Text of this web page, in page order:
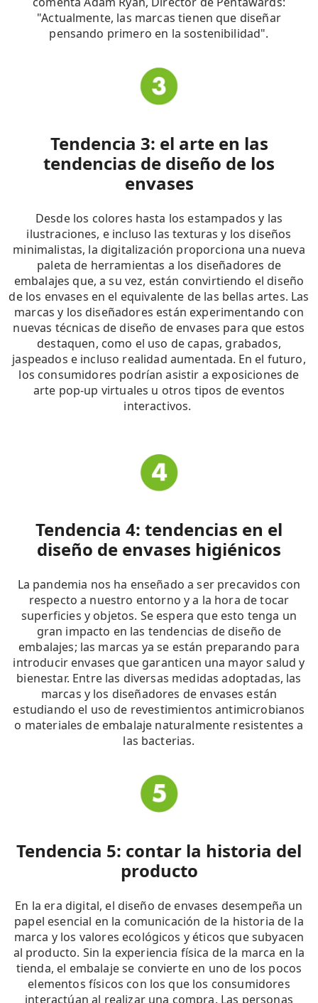
"Actualmente, las marcas tienen que diseñar
pensando primero en la sostenibilidad".
Tendencia 3: el arte en las
tendencias de diseño de los
envases
Desde los colores hasta los estampados y las
ilustraciones, e incluso las texturas y los diseños
minimalistas, la digitalización proporciona una nueva
paleta de herramientas a los diseñadores de
embalajes que, a su vez, están convirtiendo el diseño
de los envases en el equivalente de las bellas artes. Las
marcas y los diseñadores están experimentando con
nuevas técnicas de diseño de envases para que estos
destaquen, como el uso de capas, grabados,
jaspeados e incluso realidad aumentada. En el futuro,
los consumidores podrían asistir a exposiciones de
arte pop-up virtuales u otros tipos de eventos
interactivos.
Tendencia 4: tendencias en el
diseño de envases higiénicos
La pandemia nos ha enseñado a ser precavidos con
respecto a nuestro entorno y a la hora de tocar
superficies y objetos. Se espera que esto tenga un
gran impacto en las tendencias de diseño de
embalajes; las marcas ya se están preparando para
introducir envases que garanticen una mayor salud y
bienestar. Entre las diversas medidas adoptadas, las
marcas y los diseñadores de envases están
estudiando el uso de revestimientos antimicrobianos
o materiales de embalaje naturalmente resistentes a
las bacterias.
Tendencia 5: contar la historia del
producto
En la era digital, el diseño de envases desempeña un
papel esencial en la comunicación de la historia de la
marca y los valores ecológicos y éticos que subyacen
al producto. Sin la experiencia física de la marca en la
tienda, el embalaje se convierte en uno de los pocos
elementos físicos con los que los consumidores
interactúan al realizar una compra. Las personas